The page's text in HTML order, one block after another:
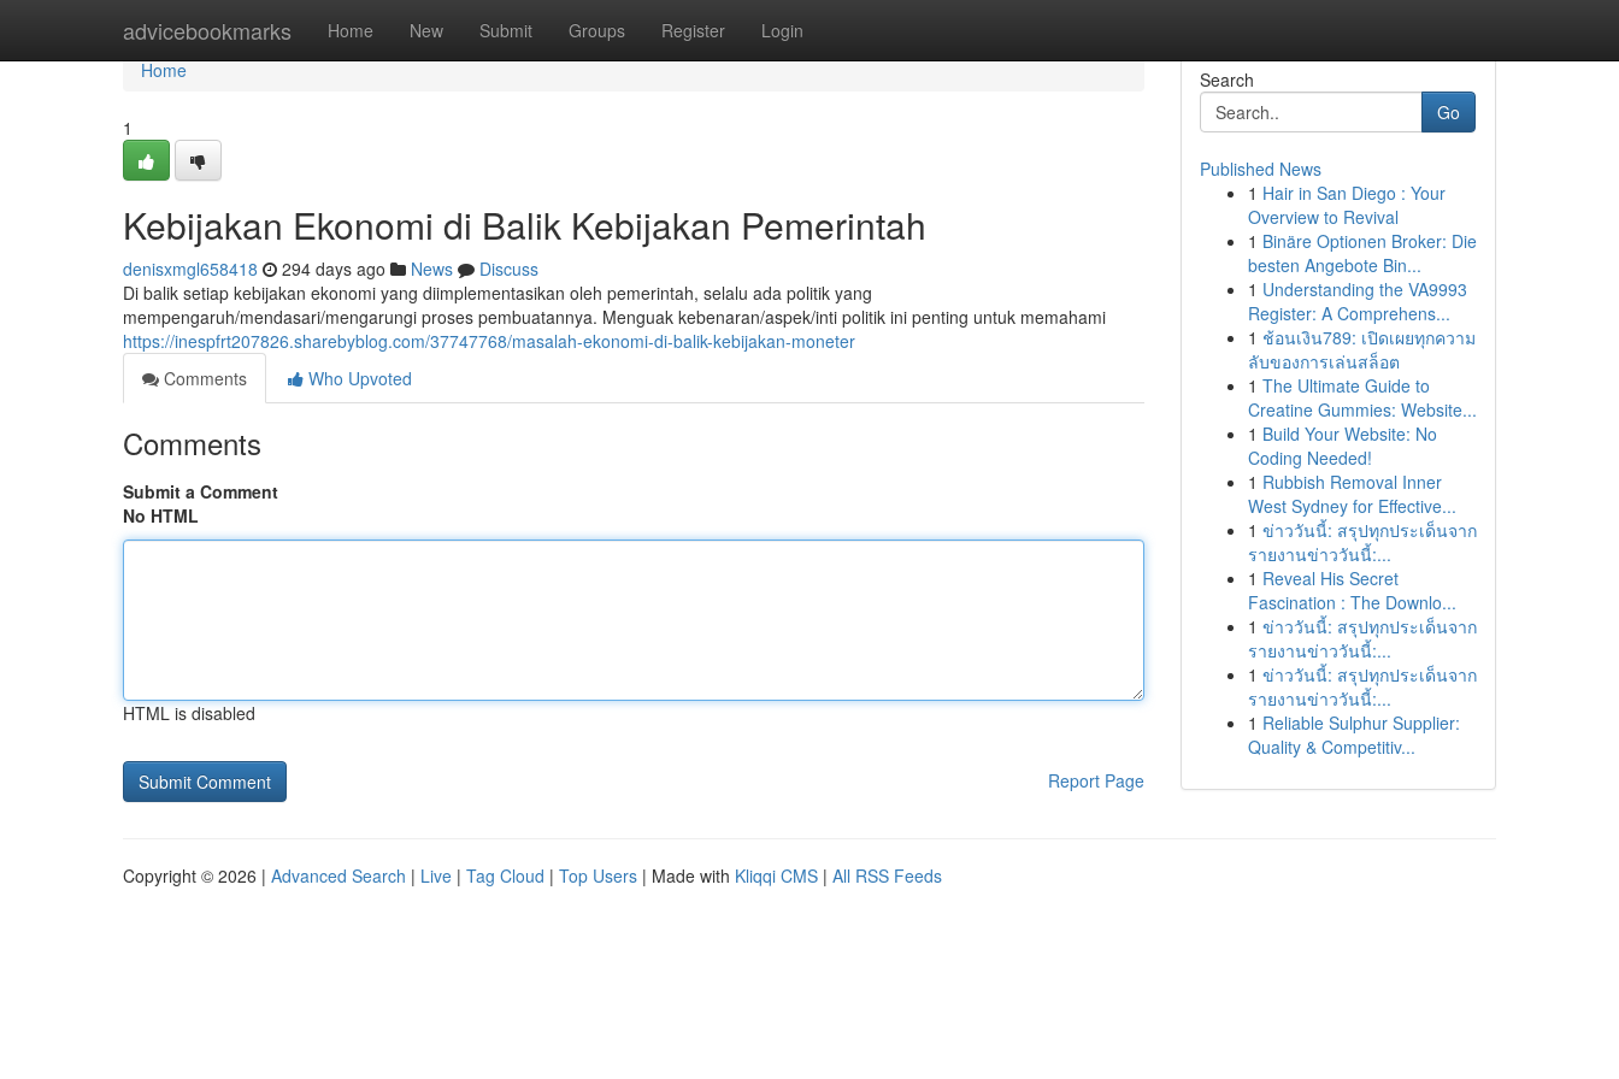
advicebookmarks Home New Submit Groups Register Login
Home
Home
1
Kebijakan Ekonomi di Balik Kebijakan Pemerintah
denisxmgl658418 294 days ago News
Discuss
Di balik setiap kebijakan ekonomi yang diimplementasikan oleh pemerintah, selalu ada politik yang
mempengaruh/mendasari/mengarungi proses pembuatannya. Menguak kebenaran/aspek/inti politik ini penting untuk memahami
https://inespfrt207826.sharebyblog.com/37747768/masalah-ekonomi-di-balik-kebijakan-moneter
Comments
Who Upvoted
Comments
Submit a Comment
No HTML
HTML is disabled
Report Page
Search
Go
Published News
1 Hair in San Diego : Your
Overview to Revival
1 Binäre Optionen Broker: Die
besten Angebote Bin...
1 Understanding the VA9993
Register: A Comprehens...
1 ช้อนเงิน789: เปิดเผยทุกความ
ลับของการเล่นสล็อต
1 The Ultimate Guide to
Creatine Gummies: Website...
1 Build Your Website: No
Coding Needed!
1 Rubbish Removal Inner
West Sydney for Effective...
1 ข่าววันนี้: สรุปทุกประเด็นจาก
รายงานข่าววันนี้:...
1 Reveal His Secret
Fascination : The Downlo...
1 ข่าววันนี้: สรุปทุกประเด็นจาก
รายงานข่าววันนี้:...
1 ข่าววันนี้: สรุปทุกประเด็นจาก
รายงานข่าววันนี้:...
1 Reliable Sulphur Supplier:
Quality & Competitiv...
Copyright © 2026 | Advanced Search | Live | Tag Cloud | Top Users | Made with Kliqqi CMS | All RSS Feeds